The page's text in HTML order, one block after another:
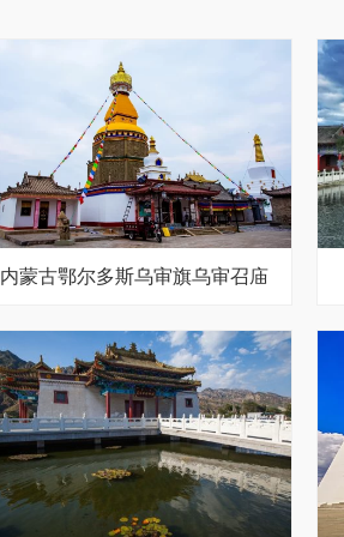
内蒙古鄂尔多斯乌审旗乌审召庙